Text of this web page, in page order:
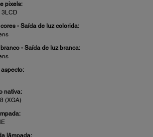
pixels:
3LCD
- Saída de luz colorida:
- Saída de luz branca:
nativa:
(XGA)
lâmpada: